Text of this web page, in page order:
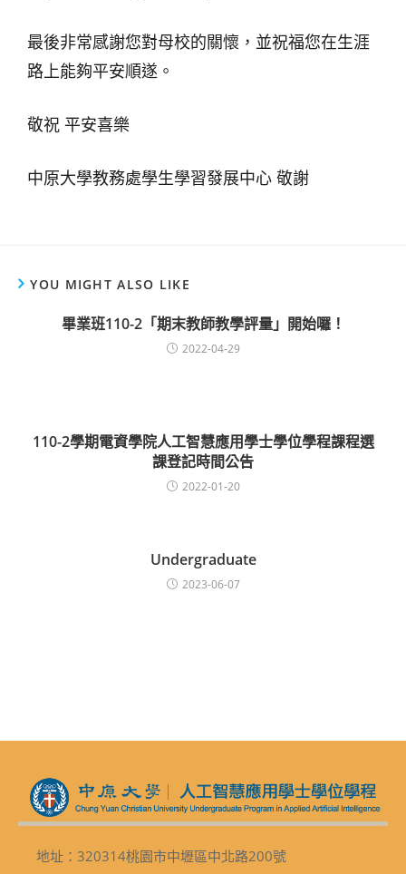
最後非常感謝您對母校的關懷，並祝福您在生涯
路上能夠平安順遂。
敬祝 平安喜樂
中原大學教務處學生學習發展中心 敬謝
YOU MIGHT ALSO LIKE
畢業班110-2「期末教師教學評量」開始囉！
2022-04-29
110-2學期電資學院人工智慧應用學士學位學程課程選
課登記時間公告
2022-01-20
Undergraduate
2023-06-07
地址：320314桃園市中壢區中北路200號